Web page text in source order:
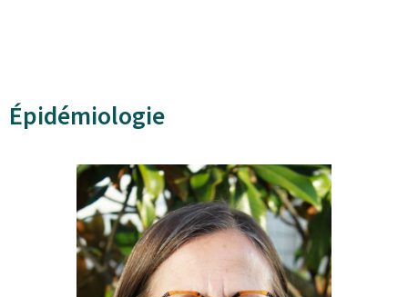
Épidémiologie